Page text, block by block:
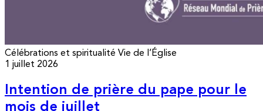
Célébrations et spiritualité Vie de l’Église
1 juillet 2026
Intention de prière du pape pour le
mois de juillet